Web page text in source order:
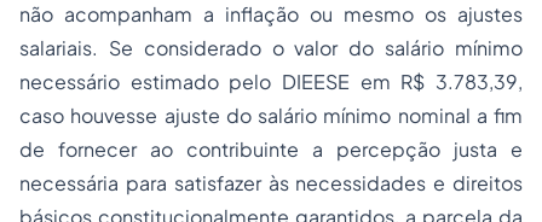
não acompanham a inflação ou mesmo os ajustes
salariais. Se considerado o valor do salário mínimo
necessário estimado pelo DIEESE em R$ 3.783,39,
caso houvesse ajuste do salário mínimo nominal a fim
de fornecer ao contribuinte a percepção justa e
necessária para satisfazer às necessidades e direitos